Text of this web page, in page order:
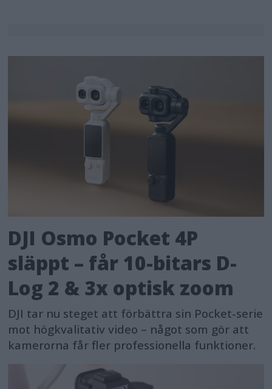
DJI Osmo Pocket 4P
släppt – får 10-bitars D-
Log 2 & 3x optisk zoom
DJI tar nu steget att förbättra sin Pocket-serie
mot högkvalitativ video – något som gör att
kamerorna får fler professionella funktioner.